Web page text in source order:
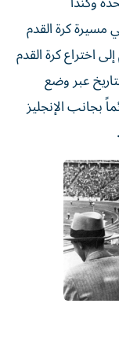
كرة القدم
اختراع كرة القدم
عبر وضع
بجانب الإنجليز